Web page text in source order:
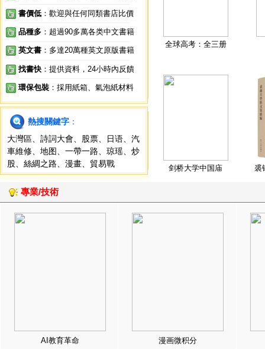
書價低 ：歡迎與任何同類書店比價
品種多 ：超過90多萬各类中文書籍
英文書 ：多達20萬種英文原版書籍
找書快 ：提供資料，24小時內反饋
環保包裝 ：採用紙箱、氣泡紙材料
熱搜關鍵字 ：
大灣區
詩詞大會 股票 日语
汽
車維修
地图 一帶一路 琼瑶
炒
股
絲綢之路 漫畫 貿易戰
全球高考：全三册
剑桥大学中国庙 裘
專業/技術
AI教育革命 漫画微积分